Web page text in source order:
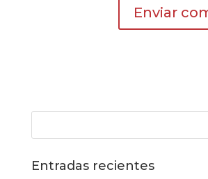
Entradas recientes